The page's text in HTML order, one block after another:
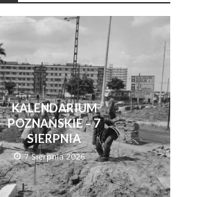
KALENDARIUM
POZNAŃSKIE – 7
SIERPNIA
7 Sierpnia 2026